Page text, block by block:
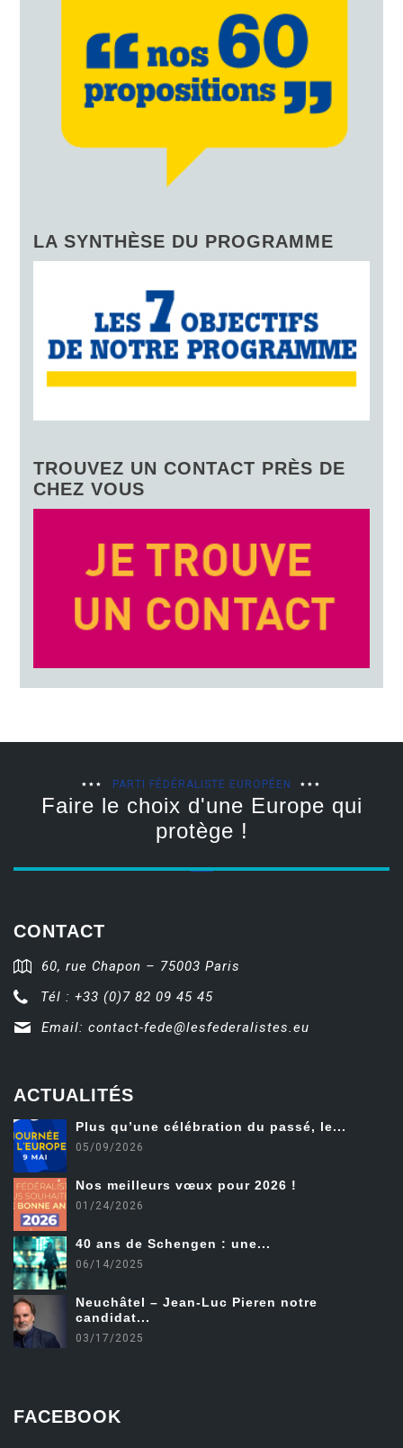
LA SYNTHÈSE DU PROGRAMME
TROUVEZ UN CONTACT PRÈS DE
CHEZ VOUS
PARTI FÉDÉRALISTE EUROPÉEN
Faire le choix d'une Europe qui
protège !
CONTACT
60, rue Chapon – 75003 Paris
Tél : +33 (0)7 82 09 45 45
Email: contact-fede@lesfederalistes.eu
ACTUALITÉS
Plus qu’une célébration du passé, le...
05/09/2026
Nos meilleurs vœux pour 2026 !
01/24/2026
40 ans de Schengen : une...
06/14/2025
Neuchâtel – Jean-Luc Pieren notre
candidat...
03/17/2025
FACEBOOK